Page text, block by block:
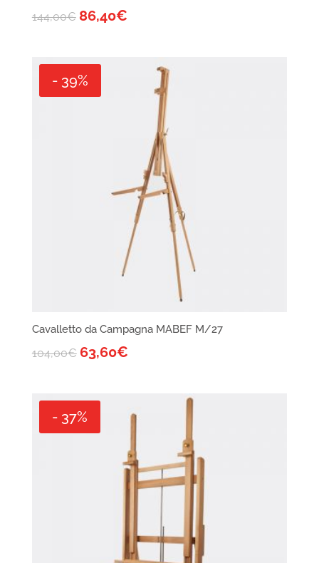
144,00€ 86,40€
- 39%
Cavalletto da Campagna MABEF M/27
104,00€ 63,60€
- 37%